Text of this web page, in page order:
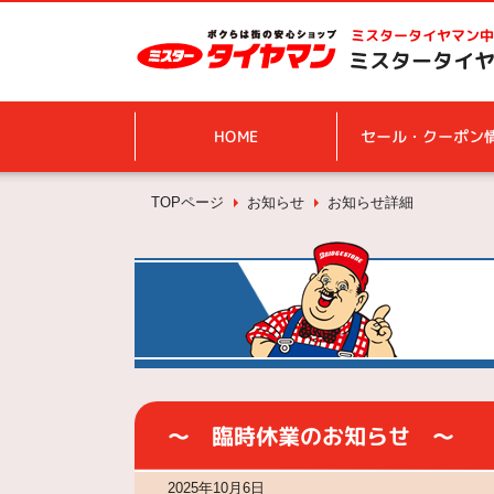
ミスタータイヤマン
ミスタータイ
HOME セール・クーポン
TOPページ お知らせ お知らせ詳細
～ 臨時休業のお知らせ ～
2025年10月6日